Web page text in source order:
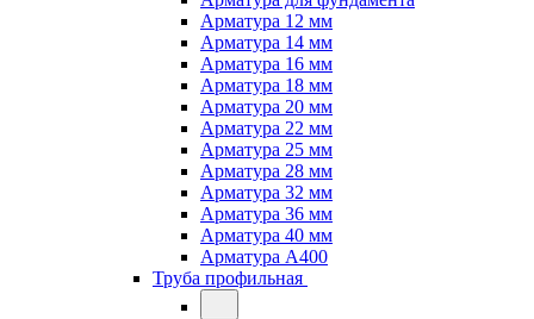
Арматура 12 мм
Арматура 14 мм
Арматура 16 мм
Арматура 18 мм
Арматура 20 мм
Арматура 22 мм
Арматура 25 мм
Арматура 28 мм
Арматура 32 мм
Арматура 36 мм
Арматура 40 мм
Арматура А400
Труба профильная